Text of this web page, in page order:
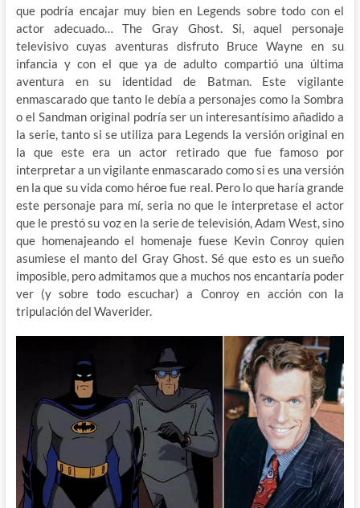
que podría encajar muy bien en Legends sobre todo con el
actor adecuado… The Gray Ghost. Si, aquel personaje
televisivo cuyas aventuras disfruto Bruce Wayne en su
infancia y con el que ya de adulto compartió una última
aventura en su identidad de Batman. Este vigilante
enmascarado que tanto le debía a personajes como la Sombra
o el Sandman original podría ser un interesantísimo añadido a
la serie, tanto si se utiliza para Legends la versión original en
la que este era un actor retirado que fue famoso por
interpretar a un vigilante enmascarado como si es una versión
en la que su vida como héroe fue real. Pero lo que haría grande
este personaje para mí, seria no que le interpretase el actor
que le prestó su voz en la serie de televisión, Adam West, sino
que homenajeando el homenaje fuese Kevin Conroy quien
asumiese el manto del Gray Ghost. Sé que esto es un sueño
imposible, pero admitamos que a muchos nos encantaría poder
ver (y sobre todo escuchar) a Conroy en acción con la
tripulación del Waverider.